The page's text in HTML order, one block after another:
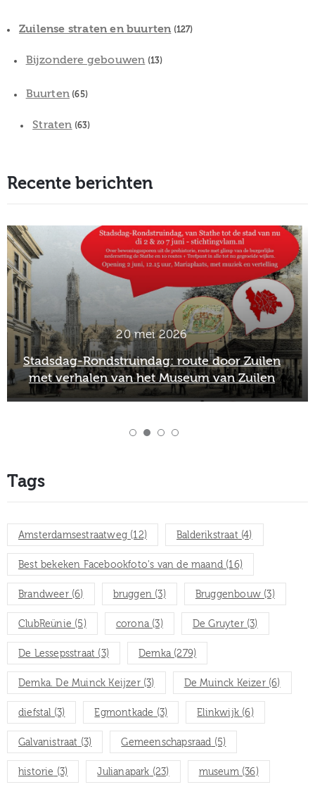
Zuilense straten en buurten (127)
Bijzondere gebouwen (13)
Buurten (65)
Straten (63)
Recente berichten
2 maart 2026
Officieel afscheid Wim van Scharenburg als
directeur van het Museum van Zuilen
Tags
Amsterdamsestraatweg (12) Balderikstraat(4)
Best bekeken Facebookfoto's van de maand (16)
Brandweer(6) bruggen (3) Bruggenbouw (3)
ClubReünie (5) corona (3) De Gruyter(3)
De Lessepsstraat (3) Demka (279)
Demka. De Muinck Keijzer(3) De Muinck Keizer(6)
diefstal (3) Egmontkade (3) Elinkwijk (6)
Galvanistraat (3) Gemeenschapsraad (5)
historie (3) Julianapark (23) museum(36)